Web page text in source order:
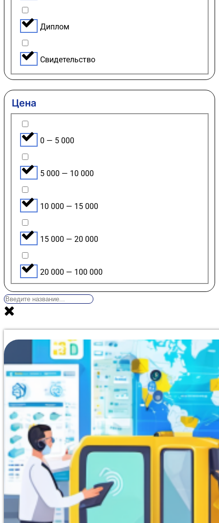
Диплом
Свидетельство
Цена
0 — 5 000
5 000 — 10 000
10 000 — 15 000
15 000 — 20 000
20 000 — 100 000
Программа профессиональной переподготовки,
предназначена для специалистов, ответственных за
Заниматься можно полностью удаленно в Донецке,
охватывает нормативную базу работы контролера,
безопасности транспортных средств, а также нормы
организована в формате несложного тестирования
количеству попыток, поэтому 99% обучающихся
работ не требуются. Сравнительный анализ цен
своем сегменте. Оформление итогового
успешного теста в Moodle информация
приказ, подписанные усиленной квалифицированной
занимает до 30 минут, после чего документ